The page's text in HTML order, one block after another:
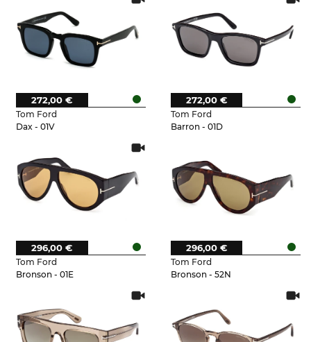
Tom Ford
Dax - 01V
272,00 €
Tom Ford
Barron - 01D
272,00 €
Tom Ford
Bronson - 01E
296,00 €
Tom Ford
Bronson - 52N
296,00 €